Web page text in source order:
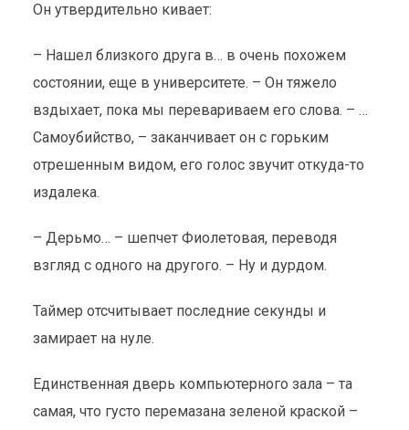
Он утвердительно кивает:
– Нашел близкого друга в… в очень похожем
состоянии, еще в университете. – Он тяжело
вздыхает, пока мы перевариваем его слова. – …
Самоубийство, – заканчивает он с горьким
отрешенным видом, его голос звучит откуда-то
издалека.
– Дерьмо… – шепчет Фиолетовая, переводя
взгляд с одного на другого. – Ну и дурдом.
Таймер отсчитывает последние секунды и
замирает на нуле.
Единственная дверь компьютерного зала – та
самая, что густо перемазана зеленой краской –